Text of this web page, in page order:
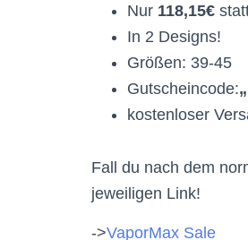
Nur 118,15€
In 2 Designs!
Größen: 39-45
Gutscheincode:
kostenloser
Fall du nach dem
jeweiligen Link!
->VaporMax Sale